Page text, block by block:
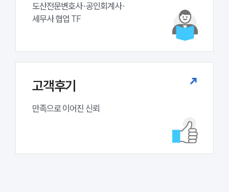
도산전문변호사·공인회계사·
세무사 협업 TF
고객후기
만족으로 이어진 신뢰